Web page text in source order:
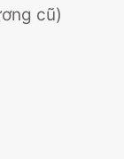
cũ)